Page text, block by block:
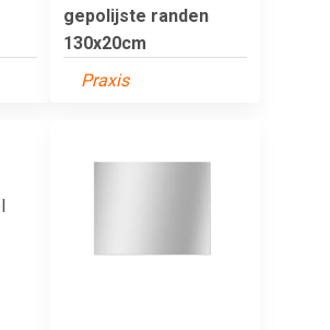
gepolijste randen
130x20cm
Praxis